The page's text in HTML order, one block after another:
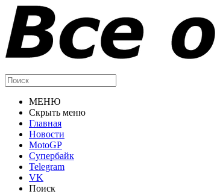
МЕНЮ
Скрыть меню
Главная
Новости
MotoGP
Супербайк
Telegram
VK
Поиск